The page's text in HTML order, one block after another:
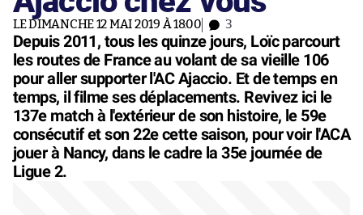
LE DIMANCHE 12 MAI 2019 À 18:00 3
Depuis 2011, tous les quinze jours, Loïc parcourt
les routes de France au volant de sa vieille 106
pour aller supporter l'AC Ajaccio. Et de temps en
temps, il filme ses déplacements. Revivez ici le
137e match à l'extérieur de son histoire, le 59e
consécutif et son 22e cette saison, pour voir l'ACA
jouer à Nancy, dans le cadre la 35e journée de
Ligue 2.